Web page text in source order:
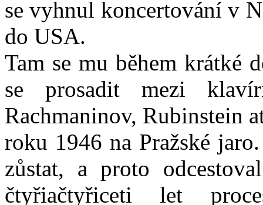
se vyhnul koncertování v
do USA.
Tam se mu během krátké
se prosadit mezi
Rachmaninov, Rubinstein
roku 1946 na Pražské
zůstat, a proto
čtyřiačtyřiceti let